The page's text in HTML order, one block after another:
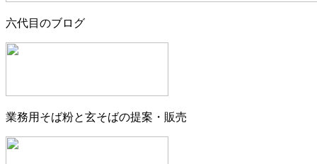
六代目のブログ
業務用そば粉と玄そばの提案・販売